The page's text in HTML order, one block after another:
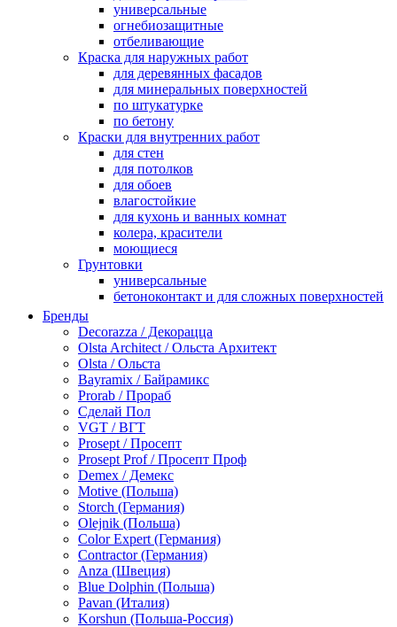
универсальные
огнебиозащитные
отбеливающие
Краска для наружных работ
для деревянных фасадов
для минеральных поверхностей
по штукатурке
по бетону
Краски для внутренних работ
для стен
для потолков
для обоев
влагостойкие
для кухонь и ванных комнат
колера, красители
моющиеся
Грунтовки
универсальные
бетоноконтакт и для сложных поверхностей
по металлу
антикорозийные
под декоративные штукатурки
для гипсокартона
под штукатурку
Герметик
акриловые
силиконовые универсальные, нейтральные
силиконовые санитарные (антигрибковые)
шовные для срубов
для кровли
для каминов
полиуретановые
Декоративные штукатурки и краски
краски для декора, патина
мокрый шелк
венецианские (эффект мрамора)
песок (эффект песчаных вихрей)
декоративная шпаклевка
Бренды
Decorazza / Декорацца
Olsta Architect / Ольста Архитект
Olsta / Ольста
Bayramix / Байрамикс
Prorab / Прораб
Сделай Пол
VGT / ВГТ
Prosept / Просепт
Prosept Prof / Просепт Проф
Demex / Демекс
Motive (Польша)
Storch (Германия)
Olejnik (Польша)
Color Expert (Германия)
Contractor (Германия)
Anza (Швеция)
Blue Dolphin (Польша)
Pavan (Италия)
Korshun (Польша-Россия)